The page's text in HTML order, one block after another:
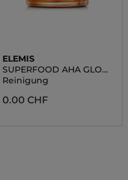
ELEMIS
SUPERFOOD AHA GLOW
CLEANSING BUTTER
Reinigung
0.00 CHF